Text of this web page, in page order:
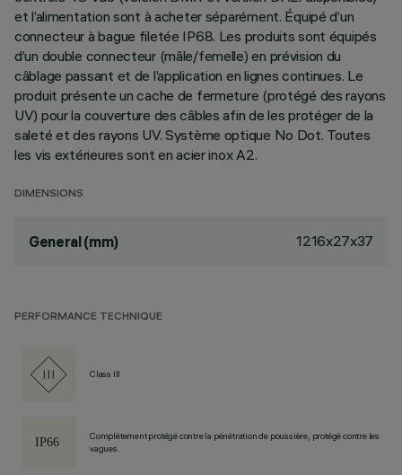
et l’alimentation sont à acheter séparément. Équipé d’un
connecteur à bague filetée IP68. Les produits sont équipés
d’un double connecteur (mâle/femelle) en prévision du
câblage passant et de l’application en lignes continues. Le
produit présente un cache de fermeture (protégé des rayons
UV) pour la couverture des câbles afin de les protéger de la
saleté et des rayons UV. Système optique No Dot. Toutes
les vis extérieures sont en acier inox A2.
DIMENSIONS
General (mm) 1216x27x37
PERFORMANCE TECHNIQUE
Class III
Complètement protégé contre la pénétration de poussière, protégé contre les
vagues.